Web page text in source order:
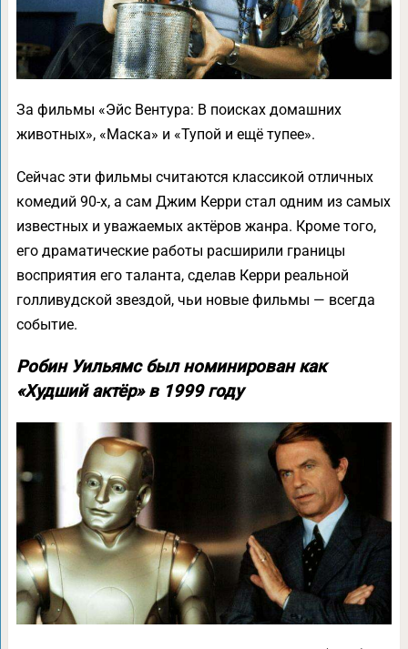
За фильмы «Эйс Вентура: В поисках домашних
животных», «Маска» и «Тупой и ещё тупее».
Сейчас эти фильмы считаются классикой отличных
комедий 90-х, а сам Джим Керри стал одним из самых
известных и уважаемых актёров жанра. Кроме того,
его драматические работы расширили границы
восприятия его таланта, сделав Керри реальной
голливудской звездой, чьи новые фильмы — всегда
событие.
Робин Уильямс был номинирован как
«Худший актёр» в 1999 году